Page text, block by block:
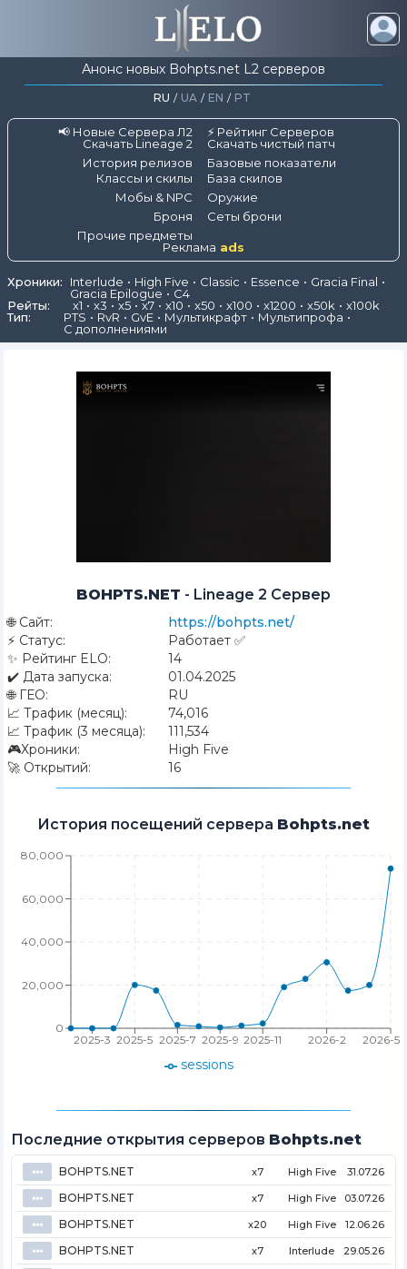
Анонс новых Bohpts.net L2 серверов
RU / UA / EN / PT
📢 Новые Сервера Л2
⚡ Рейтинг Серверов
Скачать Lineage 2
Скачать чистый патч
История релизов
Базовые показатели
Классы и скилы
База скилов
Мобы & NPC
Оружие
Броня
Сеты брони
Прочие предметы
Реклама ads
Хроники: Interlude High Five Classic Essence
Gracia Final
Gracia Epilogue
C4
Рейты:
x1 x3 x5 x7 x10 x50 x100 x1200 x50k
x100k
Тип:
PTS RvR GvE Мультикрафт
Мультипрофа
С дополнениями
BOHPTS.NET - Lineage 2 Сервер
🌐 Сайт:
https://bohpts.net/
⚡ Статус:
Работает ✅
✨ Рейтинг ELO:
14
✔️ Дата запуска:
01.04.2025
🌐 ГЕО:
RU
📈 Трафик (месяц):
74,016
📈 Трафик (3 месяца):
111,534
🎮Хроники:
High Five
🚀 Открытий: 16
История посещений сервера Bohpts.net
2025-3 2025-5 2025-7 2025-9 2025-11 2026-2 2026-5
0
20,000
40,000
60,000
80,000
sessions
Последние открытия серверов Bohpts.net
⦁⦁⦁ BOHPTS.NET x7 High Five 31.07.26
⦁⦁⦁ BOHPTS.NET x7 High Five 03.07.26
⦁⦁⦁ BOHPTS.NET x20 High Five 12.06.26
⦁⦁⦁ BOHPTS.NET x7 Interlude 29.05.26